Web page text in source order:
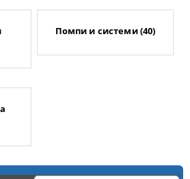
Помпи и системи (40)